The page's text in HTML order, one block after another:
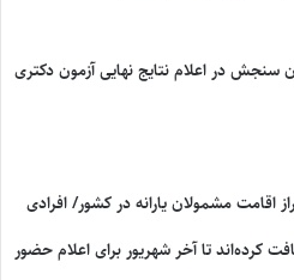
سنجش در اعلام نتایج نهایی آزمون دکتری
اقامت مشمولان یارانه در کشور/ افرادی
کرده‌اند تا آخر شهریور برای اعلام حضور